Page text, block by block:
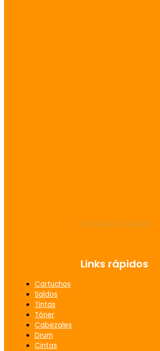
Facebook Instagram
Links rápidos
Cartuchos
Saldos
Tintas
Tóner
Cabezales
Drum
Cintas